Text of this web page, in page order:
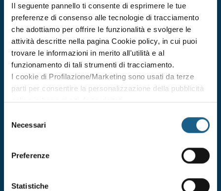
Il seguente pannello ti consente di esprimere le tue
preferenze di consenso alle tecnologie di tracciamento
che adottiamo per offrire le funzionalità e svolgere le
attività descritte nella pagina Cookie policy, in cui puoi
trovare le informazioni in merito all'utilità e al
funzionamento di tali strumenti di tracciamento.
I cookie di Profilazione/Marketing sono usati da terze
parti per consentire la personalizzazione della pubblicità
online in base ai siti da te visitati.
qualsiasi momento. Consulta anche la nostra Privacy
delNecessari
Preferenze
Statistiche
ISCRIVITI € 67.00
della classe di rischio basso
Durata 4 ore
dal 26/10/2026
€ 67.00+ IVA